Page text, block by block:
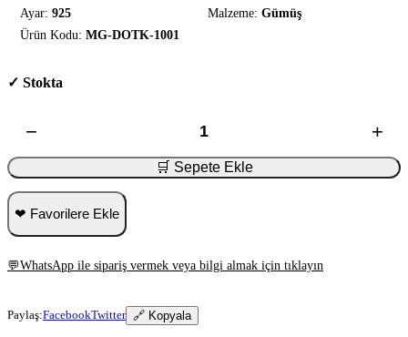
Ayar: 925 Malzeme: Gümüş
Ürün Kodu: MG-DOTK-1001
✓ Stokta
− +
🛒 Sepete Ekle
❤ Favorilere Ekle
💬WhatsApp ile sipariş vermek veya bilgi almak için tıklayın
Paylaş:FacebookTwitter 🔗 Kopyala